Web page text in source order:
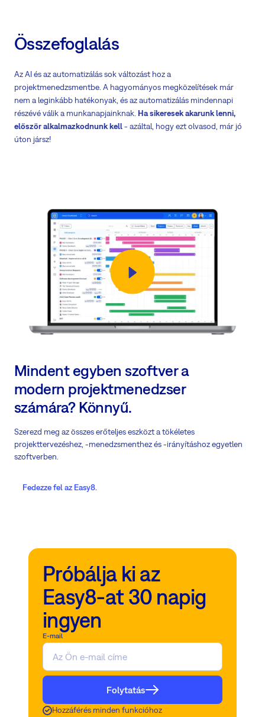
Összefoglalás
Az AI és az automatizálás sok változást hoz a
projektmenedzsmentbe. A hagyományos megközelítések már
nem a leginkább hatékonyak, és az automatizálás mindennapi
részévé válik a munkanapjainknak. Ha sikeresek akarunk lenni,
először alkalmazkodnunk kell- azáltal, hogy ezt olvasod, már jó
úton jársz!
Mindent egyben szoftver a
modern projektmenedzser
számára? Könnyű.
Szerezd meg az összes erőteljes eszközt a tökéletes
projekttervezéshez, -menedzsmenthez és -irányításhoz egyetlen
szoftverben.
Fedezze fel az Easy8.
Próbálja ki az
Easy8-at 30 napig
ingyen
E-mail
Folytatás
Hozzáférés minden funkcióhoz